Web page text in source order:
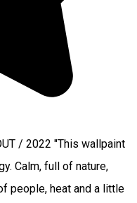
/ 2022 "This wallpaint
Calm, full of nature,
people, heat and a little